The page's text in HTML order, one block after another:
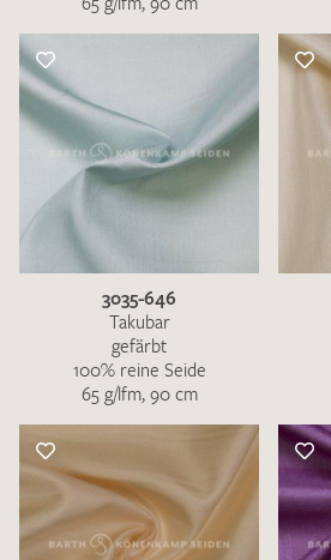
3035-646
Takubar
gefärbt
100% reine Seide
65 g/lfm, 90 cm